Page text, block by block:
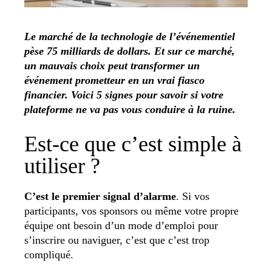
Le marché de la technologie de l’événementiel
pèse 75 milliards de dollars. Et sur ce marché,
un mauvais choix peut transformer un
événement prometteur en un vrai fiasco
financier. Voici 5 signes pour savoir si votre
plateforme ne va pas vous conduire à la ruine.
Est-ce que c’est simple à
utiliser ?
C’est le premier signal d’alarme. Si vos
participants, vos sponsors ou même votre propre
équipe ont besoin d’un mode d’emploi pour
s’inscrire ou naviguer, c’est que c’est trop
compliqué.